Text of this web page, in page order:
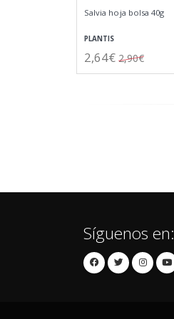
Salvia hoja bolsa 40g
PLANTIS
2,64€ 2,90€
Síguenos en: